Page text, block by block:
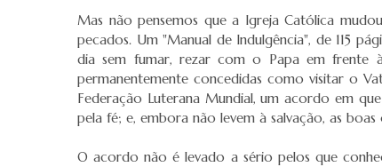
Mas não pensemos que a Igreja Católica
pecados. Um "Manual de Indulgência", de 115
dia sem fumar, rezar com o Papa em frente
permanentemente concedidas como visitar o
Federação Luterana Mundial, um acordo em
pela fé; e, embora não levem à salvação, as
O acordo não é levado a sério pelos que